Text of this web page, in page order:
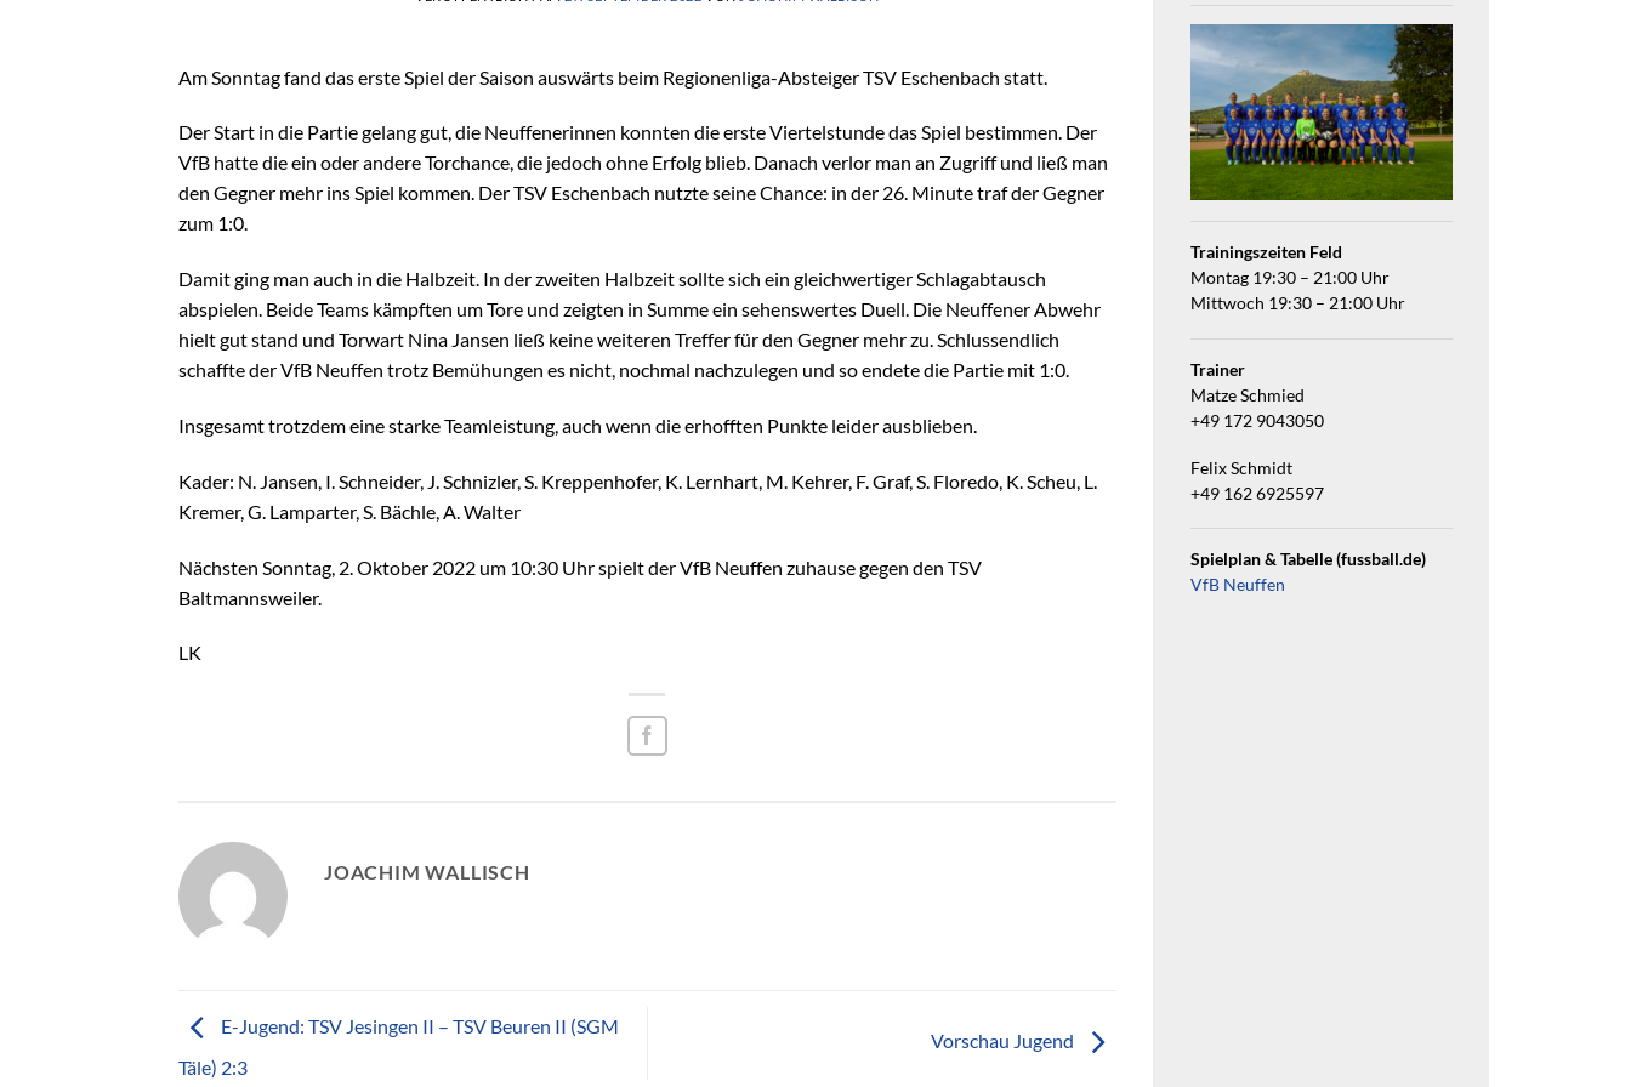
Am Sonntag fand das erste Spiel der Saison auswärts beim Regionenliga-Absteiger TSV Eschenbach statt.
Der Start in die Partie gelang gut, die Neuffenerinnen konnten die erste Viertelstunde das Spiel bestimmen. Der
VfB hatte die ein oder andere Torchance, die jedoch ohne Erfolg blieb. Danach verlor man an Zugriff und ließ man
den Gegner mehr ins Spiel kommen. Der TSV Eschenbach nutzte seine Chance: in der 26. Minute traf der Gegner
zum 1:0.
Damit ging man auch in die Halbzeit. In der zweiten Halbzeit sollte sich ein gleichwertiger Schlagabtausch
abspielen. Beide Teams kämpften um Tore und zeigten in Summe ein sehenswertes Duell. Die Neuffener Abwehr
hielt gut stand und Torwart Nina Jansen ließ keine weiteren Treffer für den Gegner mehr zu. Schlussendlich
schaffte der VfB Neuffen trotz Bemühungen es nicht, nochmal nachzulegen und so endete die Partie mit 1:0.
Insgesamt trotzdem eine starke Teamleistung, auch wenn die erhofften Punkte leider ausblieben.
Kader: N. Jansen, I. Schneider, J. Schnizler, S. Kreppenhofer, K. Lernhart, M. Kehrer, F. Graf, S. Floredo, K. Scheu, L.
Kremer, G. Lamparter, S. Bächle, A. Walter
Nächsten Sonntag, 2. Oktober 2022 um 10:30 Uhr spielt der VfB Neuffen zuhause gegen den TSV
Baltmannsweiler.
LK
JOACHIM WALLISCH
E-Jugend: TSV Jesingen II – TSV Beuren II (SGM
Täle) 2:3
Vorschau Jugend
Trainingszeiten Feld
Montag 19:30 – 21:00 Uhr
Mittwoch 19:30 – 21:00 Uhr
Trainer
Matze Schmied
+49 172 9043050
Felix Schmidt
+49 162 6925597
Spielplan & Tabelle (fussball.de)
VfB Neuffen